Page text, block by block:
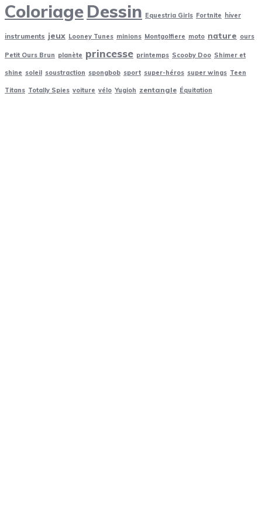
ColoriageDessin Equestria Girls Fortnite hiver
instruments jeux Looney Tunes minions Montgolfiere moto nature ours
Petit Ours Brun planète princesse printemps Scooby Doo Shimer et
shine soleil soustraction spongbob sport super-héros super wings Teen
Titans Totally Spies voiture vélo Yugioh zentangle Équitation